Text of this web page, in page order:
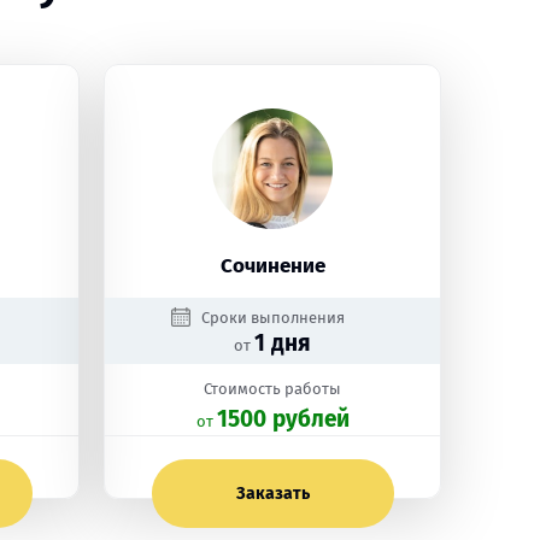
Сочинение
Сроки выполнения
от 1 дня
Стоимость работы
oт 1500 рублей
Заказать